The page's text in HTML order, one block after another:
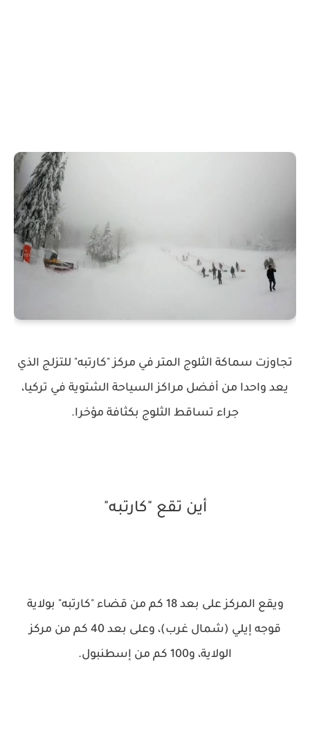
تجاوزت سماكة الثلوج المتر في مركز "كارتبه" للتزلج الذي
يعد واحدا من أفضل مراكز السياحة الشتوية في تركيا،
جراء تساقط الثلوج بكثافة مؤخرا.
أين تقع "كارتبه"
ويقع المركز على بعد 18 كم من قضاء "كارتبه" بولاية
قوجه إيلي (شمال غرب)، وعلى بعد 40 كم من مركز
الولاية، و100 كم من إسطنبول.